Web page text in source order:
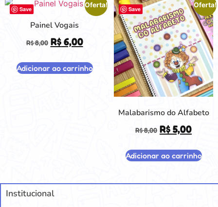
Save
Oferta!
Painel Vogais
R$8,00 R$6,00
Adicionar ao carrinho
Save
Oferta!
Malabarismo do Alfabeto
R$8,00 R$ 5,00
Adicionar ao carrinho
Institucional